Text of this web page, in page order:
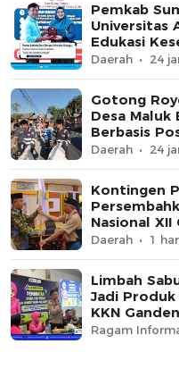
Pemkab
Universitas
Edukasi
Kehidupan
Daerah 24
Gotong
Desa Maluk
Berbasis
Daerah 24
Kontingen
Nasional XII
Daerah 1
Limbah
Jadi Produk
KKN
Ragam